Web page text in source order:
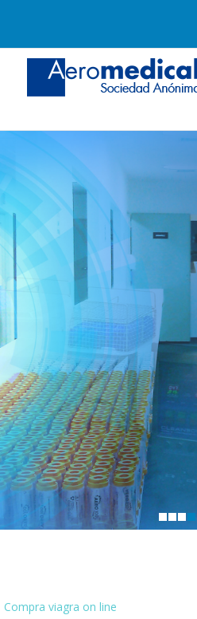
Compra viagra on line